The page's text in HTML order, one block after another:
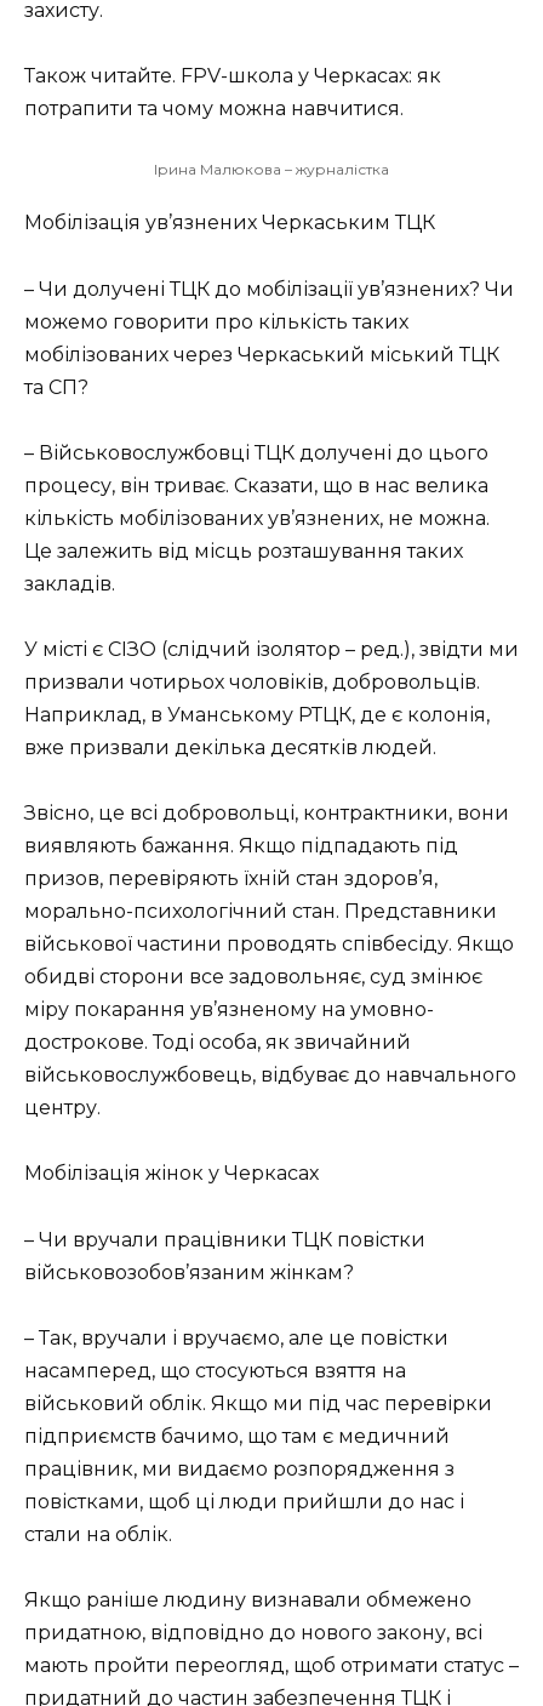
захисту.
Також читайте. FPV-школа у Черкасах: як
потрапити та чому можна навчитися.
Ірина Малюкова – журналістка
Мобілізація ув’язнених Черкаським ТЦК
– Чи долучені ТЦК до мобілізації ув’язнених? Чи
можемо говорити про кількість таких
мобілізованих через Черкаський міський ТЦК
та СП?
– Військовослужбовці ТЦК долучені до цього
процесу, він триває. Сказати, що в нас велика
кількість мобілізованих ув’язнених, не можна.
Це залежить від місць розташування таких
закладів.
У місті є СІЗО (слідчий ізолятор – ред.), звідти ми
призвали чотирьох чоловіків, добровольців.
Наприклад, в Уманському РТЦК, де є колонія,
вже призвали декілька десятків людей.
Звісно, це всі добровольці, контрактники, вони
виявляють бажання. Якщо підпадають під
призов, перевіряють їхній стан здоров’я,
морально-психологічний стан. Представники
військової частини проводять співбесіду. Якщо
обидві сторони все задовольняє, суд змінює
міру покарання ув’язненому на умовно-
дострокове. Тоді особа, як звичайний
військовослужбовець, відбуває до навчального
центру.
Мобілізація жінок у Черкасах
– Чи вручали працівники ТЦК повістки
військовозобов’язаним жінкам?
– Так, вручали і вручаємо, але це повістки
насамперед, що стосуються взяття на
військовий облік. Якщо ми під час перевірки
підприємств бачимо, що там є медичний
працівник, ми видаємо розпорядження з
повістками, щоб ці люди прийшли до нас і
стали на облік.
Якщо раніше людину визнавали обмежено
придатною, відповідно до нового закону, всі
мають пройти переогляд, щоб отримати статус –
придатний до частин забезпечення ТЦК і